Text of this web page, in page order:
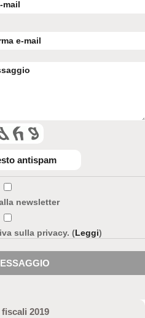
newsletter
sulla privacy. (Leggi)
2019